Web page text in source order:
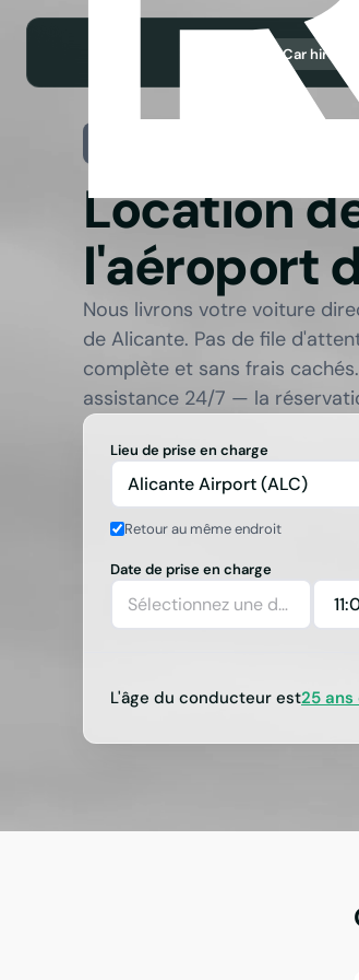
Car hire
Location
l'aéroport
Nous livrons votre voiture
de Alicante. Pas de file
complète et sans frais
assistance 24/7 — la
Lieu de prise en charge
Alicante Airport (ALC)
Retour au même endroit
Date de prise en charge
Sélectionnez une date
L'âge du conducteur est25 ans